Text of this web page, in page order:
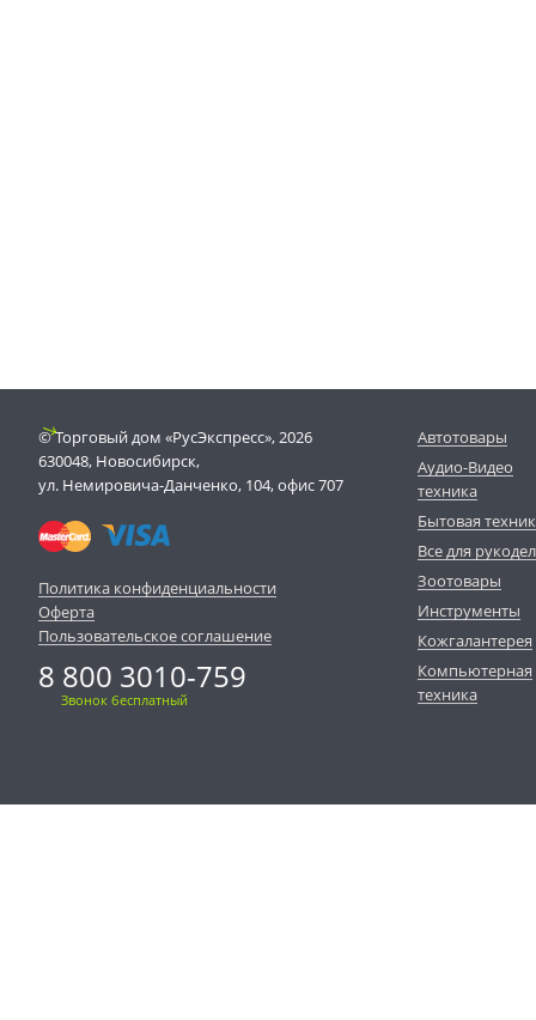
© Торговый дом «РусЭкспресс», 2026
630048, Новосибирск,
ул. Немировича-Данченко, 104, офис 707
Политика конфиденциальности
Оферта
Пользовательское соглашение
8 800 3010-759
Звонок бесплатный
Автотовары
Аудио-Видео
техника
Бытовая
Все для
Зоотовары
Инструменты
Кожгалантерея
Компьютерная
техника